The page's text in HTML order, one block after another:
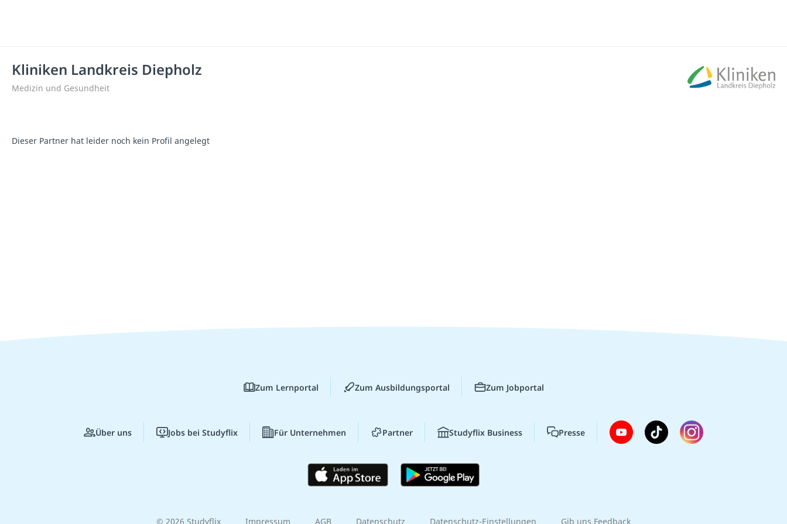
Kliniken Landkreis Diepholz
Medizin und Gesundheit
Dieser Partner hat leider noch kein Profil angelegt
Zum Lernportal Zum Ausbildungsportal Zum Jobportal
Über uns Jobs bei Studyflix Für Unternehmen Partner Studyflix Business Presse
© 2026 Studyflix Impressum AGB Datenschutz Datenschutz-Einstellungen Gib uns Feedback